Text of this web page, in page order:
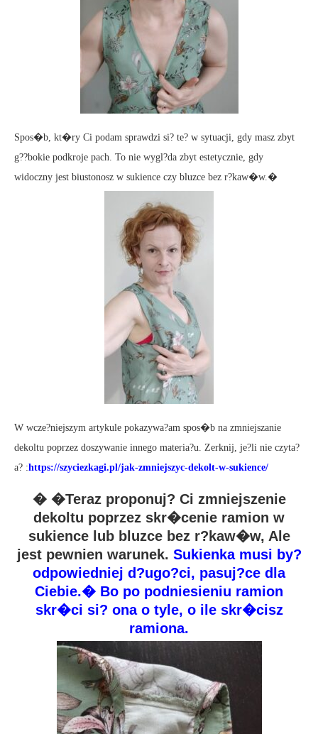
Spos�b, kt�ry Ci podam sprawdzi si? te? w sytuacji, gdy masz zbyt
g??bokie podkroje pach. To nie wygl?da zbyt estetycznie, gdy
widoczny jest biustonosz w sukience czy bluzce bez r?kaw�w.�
W wcze?niejszym artykule pokazywa?am spos�b na zmniejszanie
dekoltu poprzez doszywanie innego materia?u. Zerknij, je?li nie czyta?
a? :https://szyciezkagi.pl/jak-zmniejszyc-dekolt-w-sukience/
� �Teraz proponuj? Ci zmniejszenie
dekoltu poprzez skr�cenie ramion w
sukience lub bluzce bez r?kaw�w, Ale
jest pewnien warunek. Sukienka musi by?
odpowiedniej d?ugo?ci, pasuj?ce dla
Ciebie.� Bo po podniesieniu ramion
skr�ci si? ona o tyle, o ile skr�cisz
ramiona.